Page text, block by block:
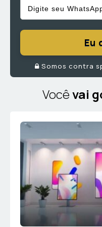
Eu
Somos contra
Vocêvai